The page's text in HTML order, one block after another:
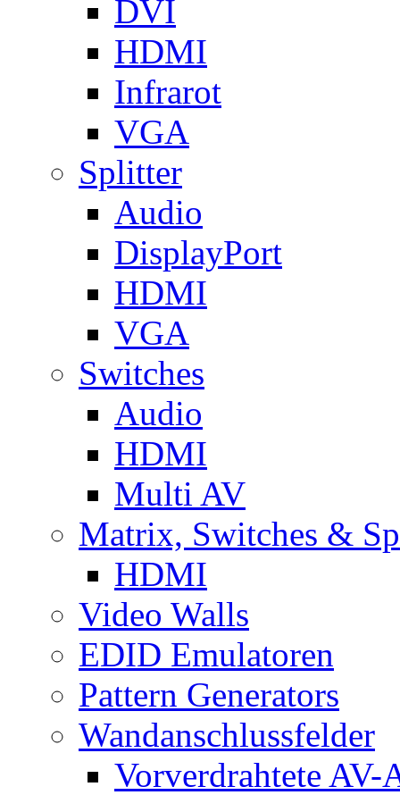
DVI
HDMI
Infrarot
VGA
Splitter
Audio
DisplayPort
HDMI
VGA
Switches
Audio
HDMI
Multi AV
Matrix, Switches &
HDMI
Video Walls
EDID Emulatoren
Pattern Generators
Wandanschlussfelder
Vorverdrahtete AV-